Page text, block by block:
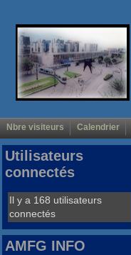
Nbre visiteurs Calendrier
Utilisateurs
connectés
Il y a 168 utilisateurs
connectés
AMFG INFO